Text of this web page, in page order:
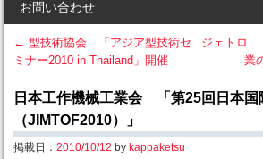
お問い合わせ
Post navigation
← 型技術協会 「アジア型技術セ
ミナー2010 in Thailand」開催
ジェトロ
業
日本工作機械工業会 「第25回日本国
（JIMTOF2010）」
掲載日： 2010/10/12 by kappaketsu